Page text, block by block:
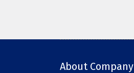
About Company